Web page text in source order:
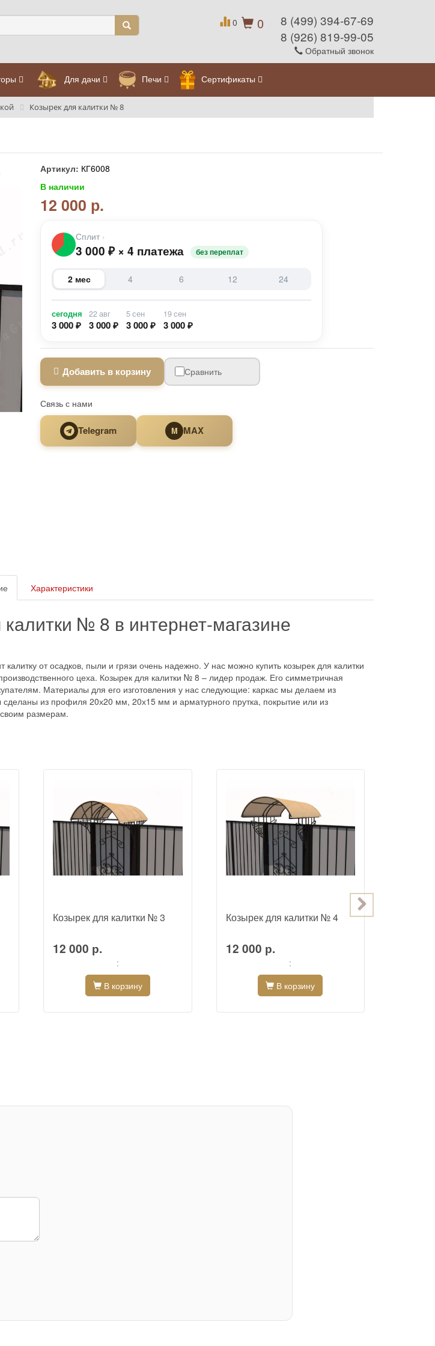
0
0
8 (499) 394-67-69
8 (926) 819-99-05
Обратный звонок
Для дачи Печи Сертификаты
Козырек для калитки № 8
Артикул: КГ6008
В наличии
12 000 р.
Сплит ›
3 000 ₽ × 4 платежа без переплат
2 мес 4 6 12 24
сегодня
3 000 ₽
22 авг
3 000 ₽
5 сен
3 000 ₽
19 сен
3 000 ₽
Добавить в корзину Сравнить
Связь с нами
Telegram M MAX
Характеристики
№ 8 в интернет-магазине
от осадков, пыли и грязи очень надежно. У нас можно купить козырек для калитки
цеха. Козырек для калитки № 8 – лидер продаж. Его симметричная
Материалы для его изготовления у нас следующие: каркас мы делаем из
из профиля 20х20 мм, 20х15 мм и арматурного прутка, покрытие или из
своим размерам.
Козырек для калитки № 3
12 000 р.
:
В корзину
Козырек для калитки № 4
12 000 р.
:
В корзину